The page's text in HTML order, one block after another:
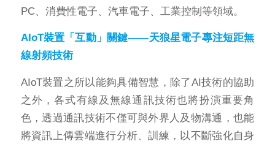
PC、消費性電子、汽車電子、工業控制等領域。
AIoT裝置「互動」關鍵——天狼星電子專注短距無
線射頻技術
AIoT裝置之所以能夠具備智慧，除了AI技術的協助
之外，各式有線及無線通訊技術也將扮演重要角
色，透過通訊技術不僅可與外界人及物溝通，也能
將資訊上傳雲端進行分析、訓練，以不斷強化自身